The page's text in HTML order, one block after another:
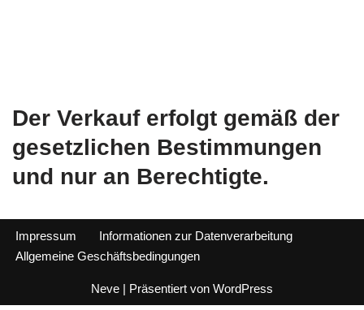
Der Verkauf erfolgt gemäß der
gesetzlichen Bestimmungen
und nur an Berechtigte.
Impressum
Informationen zur Datenverarbeitung
Allgemeine Geschäftsbedingungen
Neve | Präsentiert von WordPress